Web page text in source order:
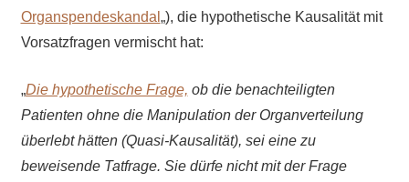
Organspendeskandal „), die hypothetische Kausalität mit
Vorsatzfragen vermischt hat:
„Die hypothetische Frage, ob die benachteiligten
Patienten ohne die Manipulation der Organverteilung
überlebt hätten (Quasi-Kausalität), sei eine zu
beweisende Tatfrage. Sie dürfe nicht mit der Frage